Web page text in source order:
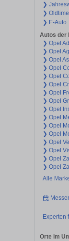
❯
❯
❯ E-Auto
Autos der
❯ Opel
❯ Opel
❯ Opel
❯ Opel
❯ Opel
❯ Opel
❯ Opel
❯ Opel
❯ Opel
❯ Opel
❯ Opel
❯ Opel
❯ Opel
❯ Opel
❯ Opel
❯ Opel
Alle
Experten
Orte im